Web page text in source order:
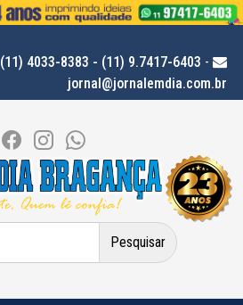
(11) 4033-8383 - (11) 9.7417-6403 -
jornal@jornalemdia.com.br